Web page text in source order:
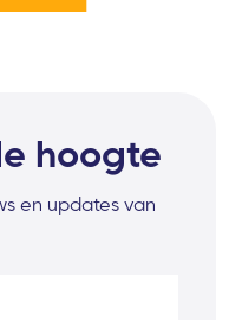
hoogte
en updates van